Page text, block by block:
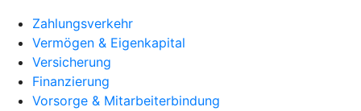
Zahlungsverkehr
Vermögen & Eigenkapital
Versicherung
Finanzierung
Vorsorge & Mitarbeiterbindung